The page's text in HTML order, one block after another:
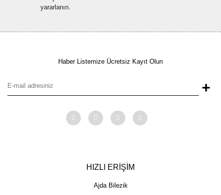
yararlanın.
Haber Listemize Ücretsiz Kayıt Olun
+
HIZLI ERİŞİM
Ajda Bilezik